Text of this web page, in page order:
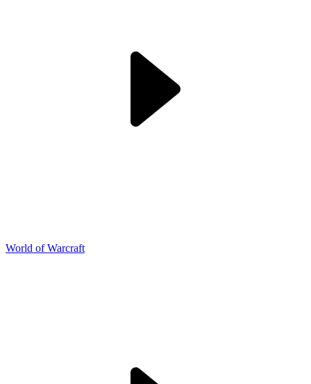
World of Warcraft